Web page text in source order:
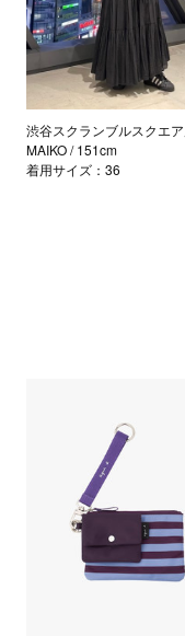
渋谷スクランブルスクエ
MAIKO/ 151cm
着用サイズ：36